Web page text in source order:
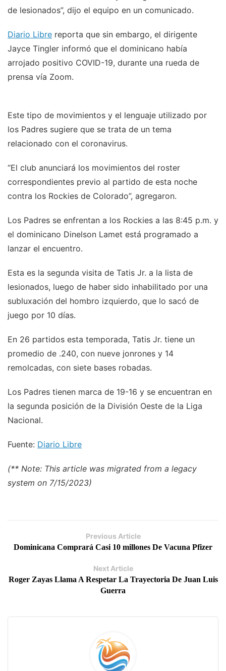
de lesionados”, dijo el equipo en un comunicado.
Diario Libre reporta que sin embargo, el dirigente
Jayce Tingler informó que el dominicano había
arrojado positivo COVID-19, durante una rueda de
prensa vía Zoom.
Este tipo de movimientos y el lenguaje utilizado por
los Padres sugiere que se trata de un tema
relacionado con el coronavirus.
“El club anunciará los movimientos del roster
correspondientes previo al partido de esta noche
contra los Rockies de Colorado”, agregaron.
Los Padres se enfrentan a los Rockies a las 8:45 p.m. y
el dominicano Dinelson Lamet está programado a
lanzar el encuentro.
Esta es la segunda visita de Tatis Jr. a la lista de
lesionados, luego de haber sido inhabilitado por una
subluxación del hombro izquierdo, que lo sacó de
juego por 10 días.
En 26 partidos esta temporada, Tatis Jr. tiene un
promedio de .240, con nueve jonrones y 14
remolcadas, con siete bases robadas.
Los Padres tienen marca de 19-16 y se encuentran en
la segunda posición de la División Oeste de la Liga
Nacional.
Fuente: Diario Libre
(** Note: This article was migrated from a legacy
system on 7/15/2023)
Previous Article
Dominicana Comprará Casi 10 millones De Vacuna Pfizer
Next Article
Roger Zayas Llama A Respetar La Trayectoria De Juan Luis
Guerra